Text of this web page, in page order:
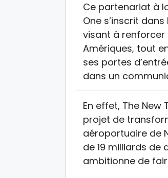
Ce partenariat à
One s’inscrit
visant à renforcer
Amériques, tout
ses portes
dans un
En effet, The
projet de
aéroportuaire de
de 19 milliards de
ambitionne de